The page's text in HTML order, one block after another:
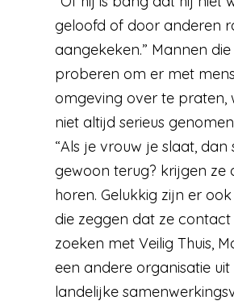
geloofd of door anderen
aangekeken.” Mannen die
proberen om er met
omgeving over te praten,
niet altijd serieus
“Als je vrouw je slaat, dan
gewoon terug? krijgen ze
horen. Gelukkig zijn er
die zeggen dat ze
zoeken met Veilig Thuis,
een andere organisatie uit
landelijke